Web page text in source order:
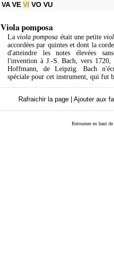
VA VE VI VO VU
Viola pomposa
La viola pomposa était une petite
accordées par quintes et dont la
d'atteindre les notes élevées
l'invention à J.-S. Bach, vers
Hoffmann, de Leipzig. Bach
spéciale pour cet instrument, qui fut
Rafraichir la page Ajouter aux
Retourner en haut de